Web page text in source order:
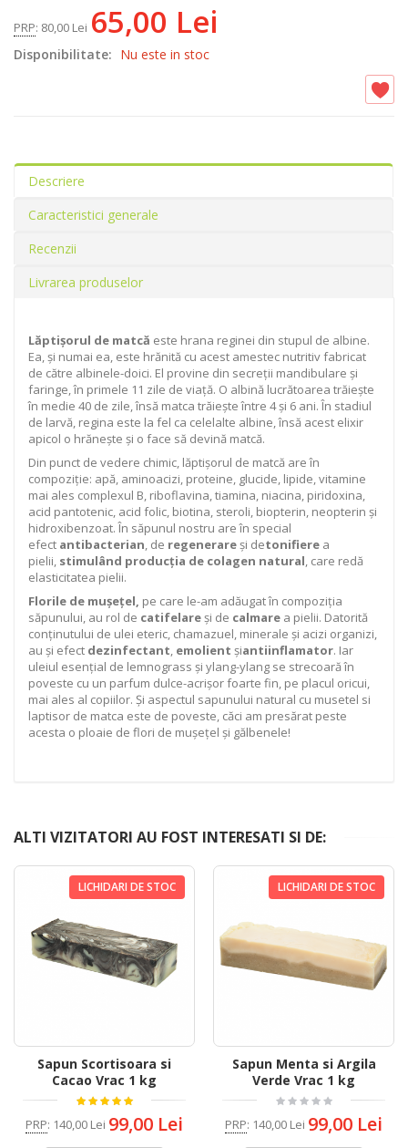
PRP: 80,00 Lei 65,00 Lei
Disponibilitate: Nu este in stoc
Descriere
Caracteristici generale
Recenzii
Livrarea produselor
Lăptișorul de matcă este hrana reginei din stupul de albine.
Ea, și numai ea, este hrănită cu acest amestec nutritiv fabricat
de către albinele-doici. El provine din secreții mandibulare și
faringe, în primele 11 zile de viață. O albină lucrătoarea trăiește
în medie 40 de zile, însă matca trăiește între 4 și 6 ani. În stadiul
de larvă, regina este la fel ca celelalte albine, însă acest elixir
apicol o hrănește și o face să devină matcă.
Din punct de vedere chimic, lăptişorul de matcă are în
compoziţie: apă, aminoacizi, proteine, glucide, lipide, vitamine
mai ales complexul B, riboflavina, tiamina, niacina, piridoxina,
acid pantotenic, acid folic, biotina, steroli, biopterin, neopterin şi
hidroxibenzoat. În săpunul nostru are în special
efect antibacterian, de regenerareși detonifiere a
pielii, stimulând producția de colagen natural, care redă
elasticitatea pielii.
Florile de mușețel, pe care le-am adăugat în compoziția
săpunului, au rol de catifelareși de calmare a pielii. Datorită
conținutului de ulei eteric, chamazuel, minerale și acizi organizi,
au și efect dezinfectant, emolient șiantiinflamator. Iar
uleiul esențial de lemnograss și ylang-ylang se strecoară în
poveste cu un parfum dulce-acrișor foarte fin, pe placul oricui,
mai ales al copiilor. Și aspectul sapunului natural cu musetel si
laptisor de matca este de poveste, căci am presărat peste
acesta o ploaie de flori de mușețel și gălbenele!
ALTI VIZITATORI AU FOST INTERESATI SI DE:
LICHIDARI DE STOC
Sapun Scortisoara si
Cacao Vrac 1 kg
PRP: 140,00 Lei 99,00 Lei
LICHIDARI DE STOC
Sapun Menta si Argila
Verde Vrac 1 kg
PRP: 140,00 Lei 99,00 Lei